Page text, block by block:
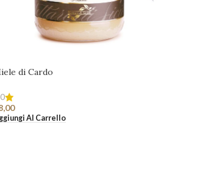
di Cardo
Al Carrello